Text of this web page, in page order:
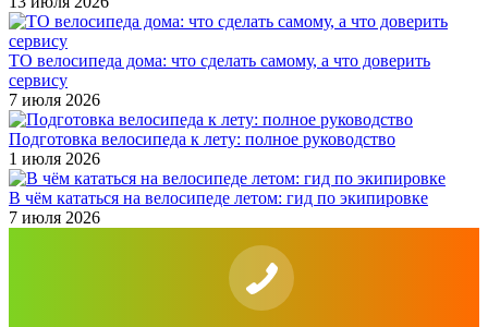
ТО велосипеда дома: что сделать самому, а что доверить
сервису
7 июля 2026
Подготовка велосипеда к лету: полное руководство
1 июля 2026
В чём кататься на велосипеде летом: гид по экипировке
7 июля 2026